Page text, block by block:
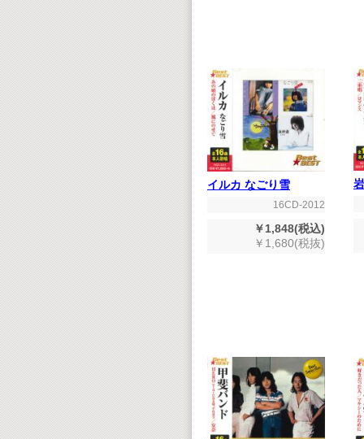
イルカ なごり雪
16CD-2012
￥1,848(税込)
￥1,680(税抜)